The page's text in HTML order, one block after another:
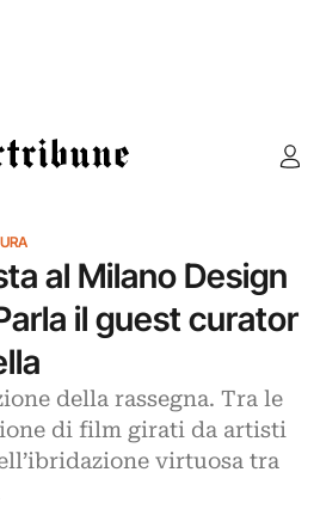
al Milano Design
il guest curator
della rassegna. Tra le
di film girati da artisti
virtuosa tra